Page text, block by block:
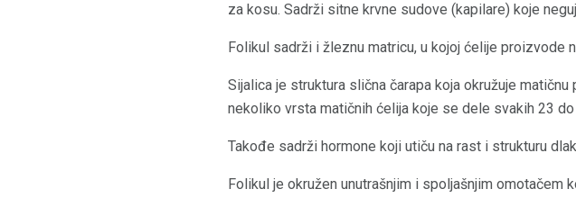
za kosu. Sadrži sitne krvne sudove (kapilare) koje
Folikul sadrži i žleznu matricu, u kojoj ćelije proizvode
Sijalica je struktura slična čarapa koja okružuje
nekoliko vrsta matičnih ćelija koje se dele svakih 23
Takođe sadrži hormone koji utiču na rast i strukturu
Folikul je okružen unutrašnjim i spoljašnjim